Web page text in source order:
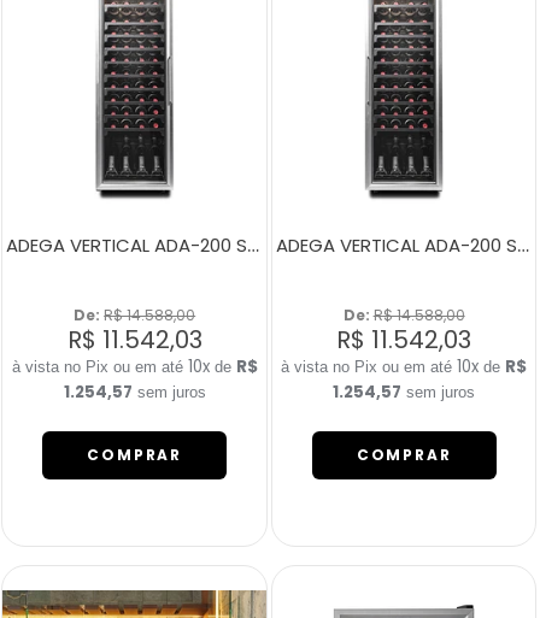
ADEGA VERTICAL ADA-200 SMART PORTA ESQUERDA
De: R$ 14.588,00
R$ 11.542,03
10xde R$
1.254,57 sem juros
COMPRAR
ADEGA VERTICAL ADA-200 SMART PORTA DIREITA
De: R$ 14.588,00
R$ 11.542,03
10x de R$
1.254,57 sem juros
COMPRAR